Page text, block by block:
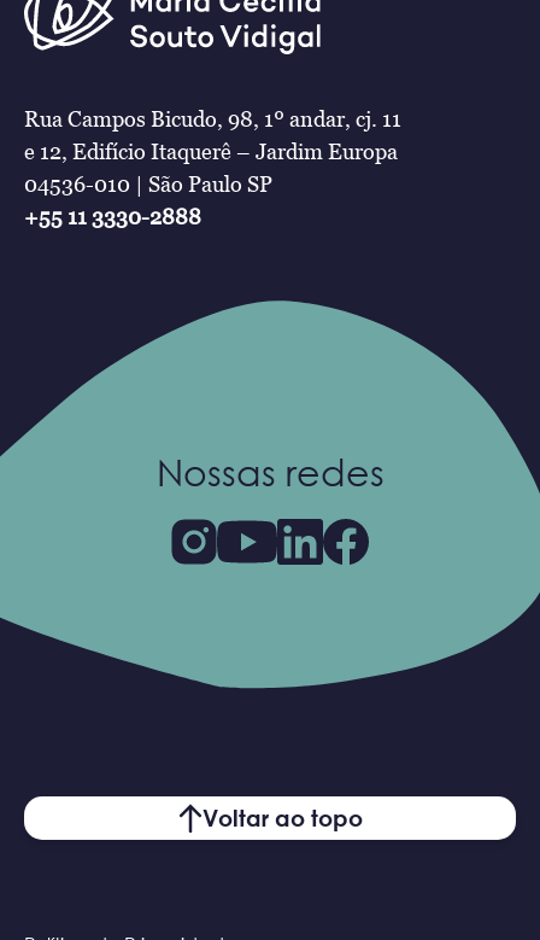
Rua Campos Bicudo, 98, 1º andar, cj. 11
e 12, Edifício Itaquerê – Jardim Europa
04536-010 | São Paulo SP
+55 11 3330-2888
Nossas redes
Voltar ao topo